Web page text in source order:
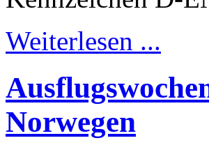
Weiterlesen ...
Norwegen